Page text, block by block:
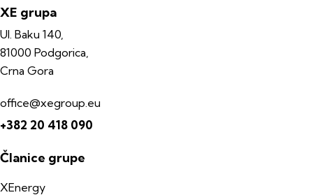
XE grupa
Ul. Baku 140,
81000 Podgorica,
Crna Gora
office@xegroup.eu
+382 20 418 090
Članice grupe
XEnergy